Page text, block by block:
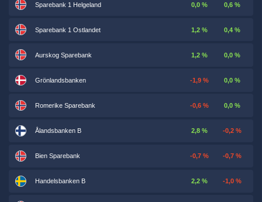
Sparebank 1 Helgeland 0,0 % 0,6 %
Sparebank 1 Ostlandet 1,2 % 0,4 %
Aurskog Sparebank 1,2 % 0,0 %
Grönlandsbanken -1,9 % 0,0 %
Romerike Sparebank -0,6 % 0,0 %
Ålandsbanken B 2,8 % -0,2 %
Bien Sparebank -0,7 % -0,7 %
Handelsbanken B 2,2 % -1,0 %